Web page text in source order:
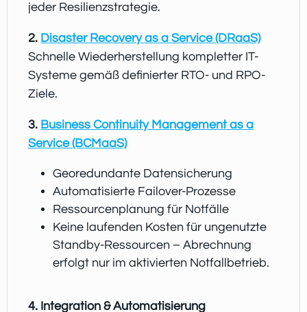
jeder Resilienzstrategie.
2. Disaster Recovery as a Service (DRaaS)
Schnelle Wiederherstellung kompletter IT-
Systeme gemäß definierter RTO- und RPO-
Ziele.
3. Business Continuity Management as a
Service (BCMaaS)
Georedundante Datensicherung
Automatisierte Failover-Prozesse
Ressourcenplanung für Notfälle
Keine laufenden Kosten für ungenutzte
Standby-Ressourcen – Abrechnung
erfolgt nur im aktivierten Notfallbetrieb.
4. Integration & Automatisierung